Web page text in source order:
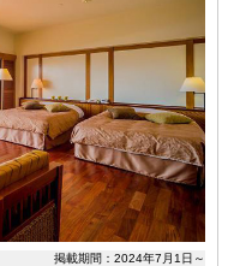
掲載期間：2024年7月1日～